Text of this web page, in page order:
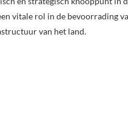
vitale rol in de bevoorrading
van het land.